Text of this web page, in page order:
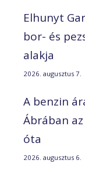
Elhunyt
bor- és
alakja
2026. augusztus 7.
A benzin
Ábrában
óta
2026. augusztus 6.